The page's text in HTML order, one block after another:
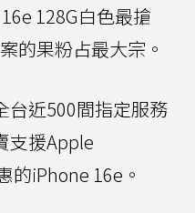
128G白色最搶
的果粉占最大宗。
台近500間指定服務
支援Apple
的iPhone 16e。